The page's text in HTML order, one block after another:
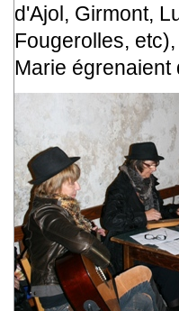
d'Ajol, Girmont,
Fougerolles,
Marie égrenaient